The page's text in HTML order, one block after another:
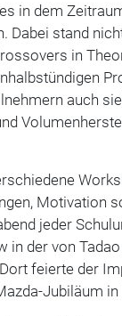
in dem
Dabei stand
in
auch
Motivation
jeder
in der von
feierte der
Jubiläum in